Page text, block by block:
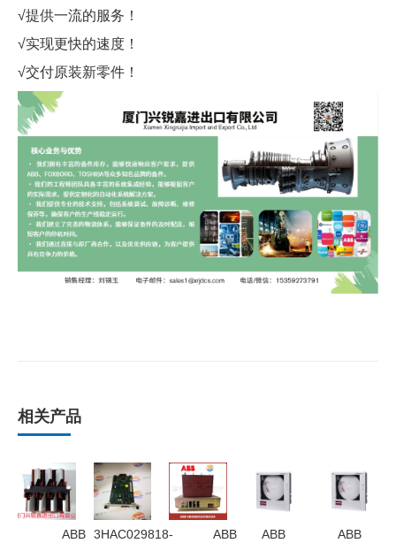
√提供一流的服务！
√实现更快的速度！
√交付原装新零件！
相关产品
ABB 3HAC029818-
ABB
ABB
ABB